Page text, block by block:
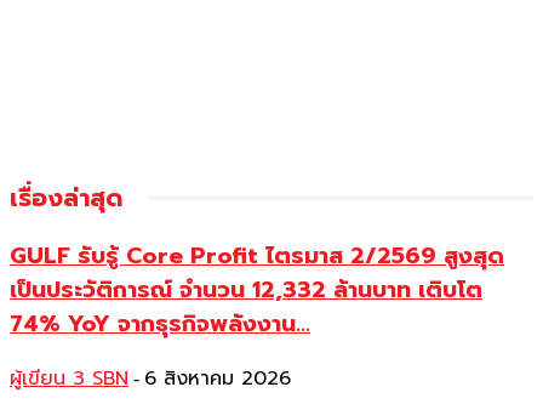
เรื่องล่าสุด
GULF รับรู้ Core Profit ไตรมาส 2/2569 สูงสุด
เป็นประวัติการณ์ จำนวน 12,332 ล้านบาท เติบโต
74% YoY จากธุรกิจพลังงาน...
ผู้เขียน 3 SBN - 6 สิงหาคม 2026